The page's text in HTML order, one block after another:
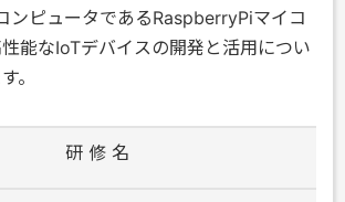
ンピュータであるRaspberryPiマイコ
能なIoTデバイスの開発と活用につい
。
研 修 名